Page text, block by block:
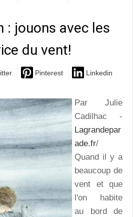
: jouons avec les
du vent!
Pinterest Linkedin
Par Julie
Cadilhac -
Lagrandepar
ade.fr/
Quand il y a
beaucoup de
vent et que
l'on habite
au bord de